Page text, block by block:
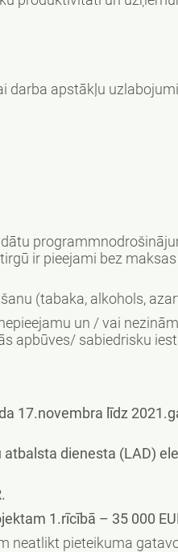
darba apstākļu
ir pieejami bez
(tabaka, alkohols,
un / vai
apbūves/ sabiedrisku
17.novembra līdz
dienesta (LAD)
1.rīcībā – 35 000
neatlikt pieteikuma